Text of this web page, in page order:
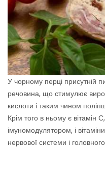
У чорному перці присутній
речовина, що стимулює
кислоти і таким чином
Крім того в ньому є вітамін
імуномодулятором, і
нервової системи і